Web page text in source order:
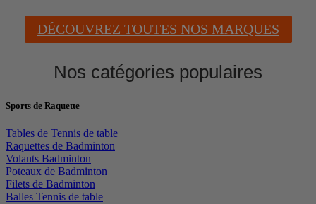
DÉCOUVREZ TOUTES NOS MARQUES
Nos catégories populaires
Sports de Raquette
Tables de Tennis de table
Raquettes de Badminton
Volants Badminton
Poteaux de Badminton
Filets de Badminton
Balles Tennis de table